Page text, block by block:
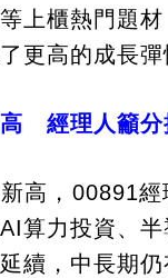
上櫃熱門題
更高的成長彈
經理人籲分
高，00891
算力投資、
續，中長期